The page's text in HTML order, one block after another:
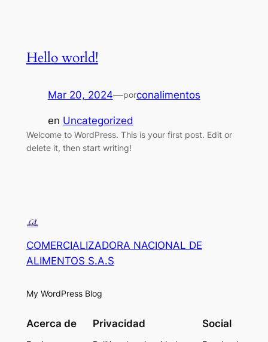
Hello world!
Mar 20, 2024—porconalimentos
en Uncategorized
Welcome to WordPress. This is your first post. Edit or
delete it, then start writing!
COMERCIALIZADORA NACIONAL DE
ALIMENTOS S.A.S
My WordPress Blog
Acerca de Privacidad Social